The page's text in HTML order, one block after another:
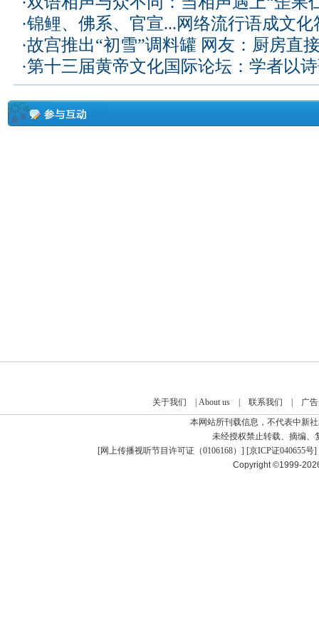
·锦鲤、佛系、官宣...网络流行语成文化
·故宫推出“初雪”调料罐 网友：厨房直
·第十三届黄帝文化国际论坛：学者以
关于我们 About us| 联系我们
广
本网站所刊载信息，不代表中新
未经授权禁止转载、摘编、
[网上传播视听节目许可证（0106168） ] [京ICP证040655号]
Copyright ©1999-